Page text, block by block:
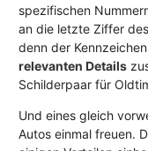
spezifischen
an die letzte Ziffer
denn der
relevanten Details
Schilderpaar für
Und eines gleich
Autos einmal freuen.